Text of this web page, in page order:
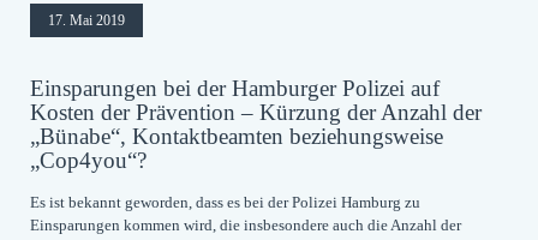
17. Mai 2019
Einsparungen bei der Hamburger Polizei auf
Kosten der Prävention – Kürzung der Anzahl der
„Bünabe“, Kontaktbeamten beziehungsweise
„Cop4you“?
Es ist bekannt geworden, dass es bei der Polizei Hamburg zu
Einsparungen kommen wird, die insbesondere auch die Anzahl der